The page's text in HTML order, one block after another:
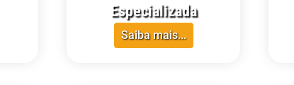
Especializada
Saiba mais...